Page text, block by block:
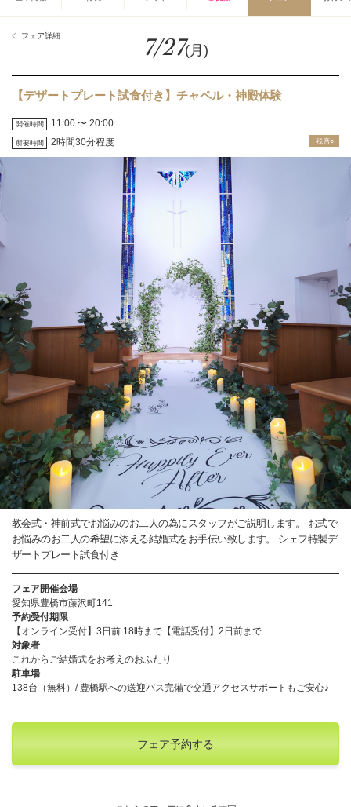
フェア詳細 7/27(月)
【デザートプレート試食付き】チャペル・神殿体験
開催時間 11:00 〜 20:00
所要時間 2時間30分程度 残席○
教会式・神前式でお悩みのお二人の為にスタッフがご説明します。 お式で
お悩みのお二人の希望に添える結婚式をお手伝い致します。 シェフ特製デ
ザートプレート試食付き
フェア開催会場
愛知県豊橋市藤沢町141
予約受付期限
【オンライン受付】3日前 18時まで【電話受付】2日前まで
対象者
これからご結婚式をお考えのおふたり
駐車場
138台（無料）/ 豊橋駅への送迎バス完備で交通アクセスサポートもご安心♪
フェア予約する